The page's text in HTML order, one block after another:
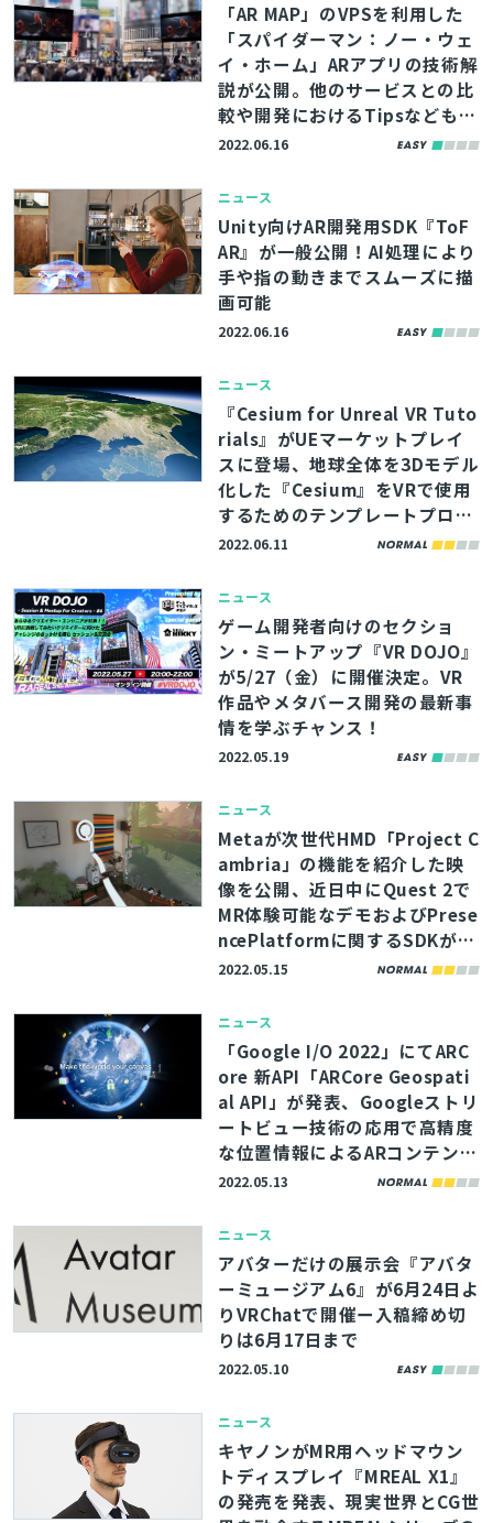
「AR MAP」のVPSを利用した
「スパイダーマン：ノー・ウェ
イ・ホーム」ARアプリの技術解
説が公開。他のサービスとの比
較や開発におけるTipsなども解
説
2022.06.16
ニュース
Unity向けAR開発用SDK『ToF
AR』が一般公開！AI処理により
手や指の動きまでスムーズに描
画可能
2022.06.16
ニュース
『Cesium for Unreal VR Tuto
rials』がUEマーケットプレイ
スに登場、地球全体を3Dモデル
化した『Cesium』をVRで使用
するためのテンプレートプロジ
ェクト
2022.06.11
ニュース
ゲーム開発者向けのセクショ
ン・ミートアップ『VR DOJO』
が5/27（金）に開催決定。VR
作品やメタバース開発の最新事
情を学ぶチャンス！
2022.05.19
ニュース
Metaが次世代HMD「Project C
ambria」の機能を紹介した映
像を公開、近日中にQuest 2で
MR体験可能なデモおよびPrese
ncePlatformに関するSDKがリ
リース予定
2022.05.15
ニュース
「Google I/O 2022」にてARC
ore 新API「ARCore Geospati
al API」が発表、Googleストリ
ートビュー技術の応用で高精度
な位置情報によるARコンテンツ
開発が可能に
2022.05.13
ニュース
アバターだけの展示会『アバタ
ーミュージアム6』が6月24日よ
りVRChatで開催ー入稿締め切
りは6月17日まで
2022.05.10
ニュース
キヤノンがMR用ヘッドマウン
トディスプレイ『MREAL X1』
の発売を発表、現実世界とCG世